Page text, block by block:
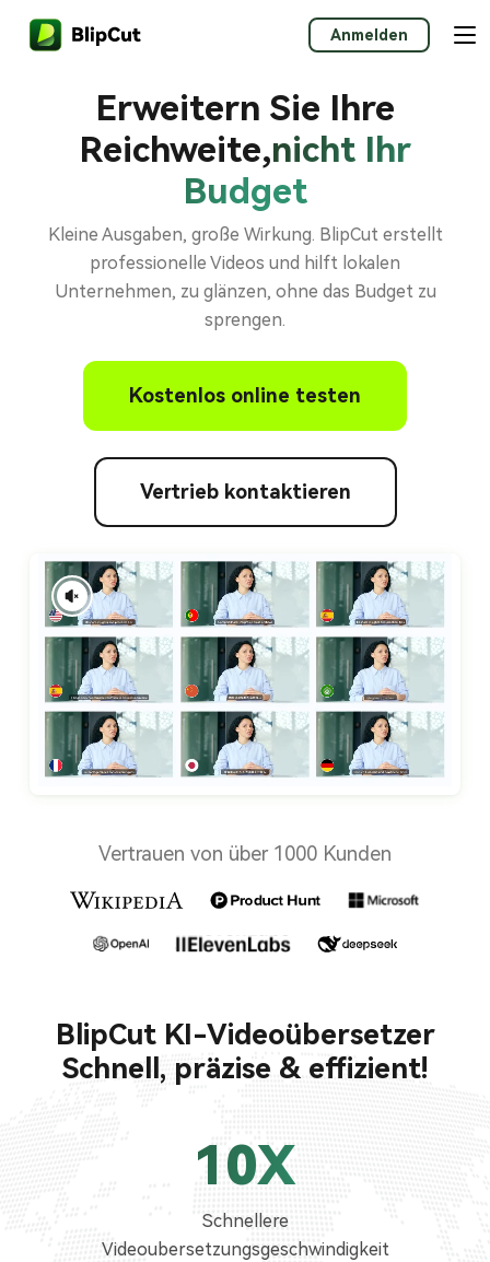
Anmelden
Erweitern Sie Ihre
Reichweite,nicht Ihr
Budget
Kleine Ausgaben, große Wirkung. BlipCut erstellt
professionelle Videos und hilft lokalen
Unternehmen, zu glänzen, ohne das Budget zu
sprengen.
Kostenlos online testen
Vertrieb kontaktieren
Vertrauen von über 1000 Kunden
BlipCut KI-Videoübersetzer
Schnell, präzise & effizient!
10X
Schnellere
Videoubersetzungsgeschwindigkeit